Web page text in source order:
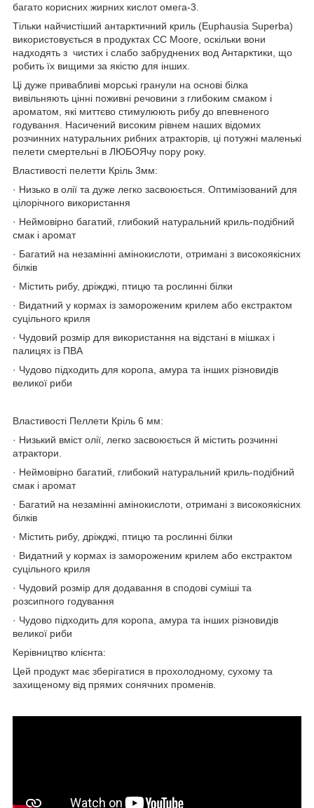
багато корисних жирних кислот омега-3.
Тільки найчистіший антарктичний криль (Euphausia Superba)
використовується в продуктах CC Moore, оскільки вони
надходять з чистих і слабо забруднених вод Антарктики, що
робить їх вищими за якістю для інших.
Ці дуже привабливі морські гранули на основі білка
вивільняють цінні поживні речовини з глибоким смаком і
ароматом, які миттєво стимулюють рибу до впевненого
годування. Насичений високим рівнем наших відомих
розчинних натуральних рибних атракторів, ці потужні маленькі
пелети смертельні в ЛЮБОЯчу пору року.
Властивості пелетти Кріль 3мм:
· Низько в олії та дуже легко засвоюється. Оптимізований для
цілорічного використання
· Неймовірно багатий, глибокий натуральний криль-подібний
смак і аромат
· Багатий на незамінні амінокислоти, отримані з високоякісних
білків
· Містить рибу, дріжджі, птицю та рослинні білки
· Видатний у кормах із замороженим крилем або екстрактом
суцільного криля
· Чудовий розмір для використання на відстані в мішках і
палицях із ПВА
· Чудово підходить для коропа, амура та інших різновидів
великої риби
Властивості Пеллети Кріль 6 мм:
· Низький вміст олії, легко засвоюється й містить розчинні
атрактори.
· Неймовірно багатий, глибокий натуральний криль-подібний
смак і аромат
· Багатий на незамінні амінокислоти, отримані з високоякісних
білків
· Містить рибу, дріжджі, птицю та рослинні білки
· Видатний у кормах із замороженим крилем або екстрактом
суцільного криля
· Чудовий розмір для додавання в сподові суміші та
розсипного годування
· Чудово підходить для коропа, амура та інших різновидів
великої риби
Керівництво клієнта:
Цей продукт має зберігатися в прохолодному, сухому та
захищеному від прямих сонячних променів.